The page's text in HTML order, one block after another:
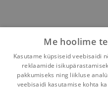
Me hoolime
Kasutame küpsiseid veebisaidi
reklaamide
pakkumiseks ning liikluse
veebisaidi kasutamise kohta